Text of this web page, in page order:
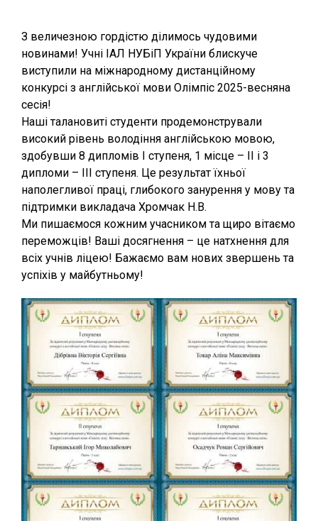
З величезною гордістю ділимось чудовими
новинами! Учні ІАЛ НУБіП України блискуче
виступили на міжнародному дистанційному
конкурсі з англійської мови Олімпіс 2025-весняна
сесія!
Наші талановиті студенти продемонстрували
високий рівень володіння англійською мовою,
здобувши 8 дипломів І ступеня, 1 місце – ІІ і 3
дипломи – ІІІ ступеня. Це результат їхньої
наполегливої праці, глибокого занурення у мову та
підтримки викладача Хромчак Н.В.
Ми пишаємося кожним учасником та щиро вітаємо
переможців! Ваші досягнення – це натхнення для
всіх учнів ліцею! Бажаємо вам нових звершень та
успіхів у майбутньому!